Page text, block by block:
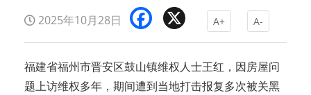
2025年10月28日 Facebook A+ A-
福建省福州市晋安区鼓山镇维权人士王红，因房屋问
题上访维权多年，期间遭到当地打击报复多次被关黑